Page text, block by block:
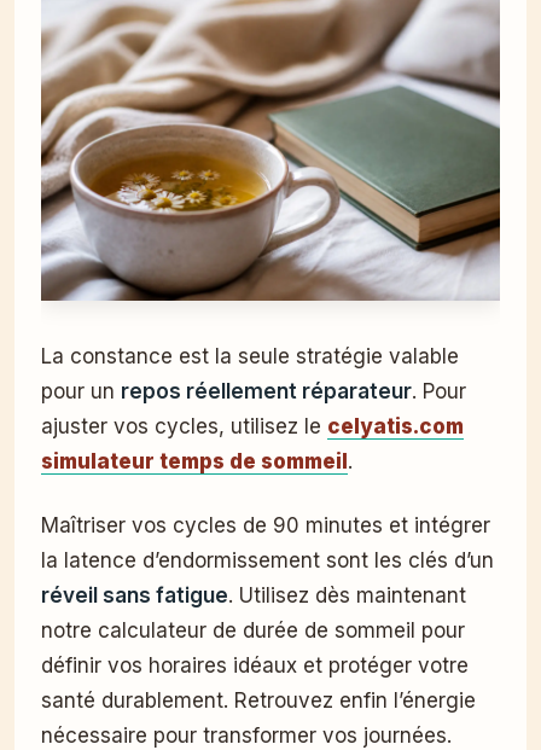
La constance est la seule stratégie valable
pour un repos réellement réparateur. Pour
ajuster vos cycles, utilisez le celyatis.com
simulateur temps de sommeil .
Maîtriser vos cycles de 90 minutes et intégrer
la latence d’endormissement sont les clés d’un
réveil sans fatigue. Utilisez dès maintenant
notre calculateur de durée de sommeil pour
définir vos horaires idéaux et protéger votre
santé durablement. Retrouvez enfin l’énergie
nécessaire pour transformer vos journées.